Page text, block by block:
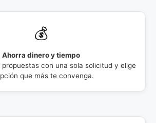
💰
Ahorra dinero y tiempo
propuestas con una sola solicitud y elige
que más te convenga.